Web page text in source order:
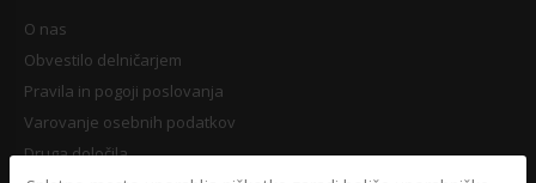
O nas
Obvestilo delničarjem
Pravila in pogoji poslovanja
Varovanje osebnih podatkov
Druga določila